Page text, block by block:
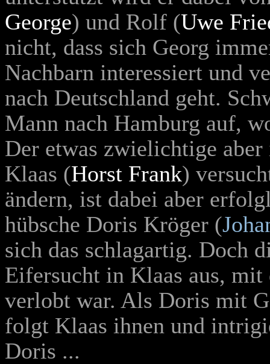
George) und Rolf (Uwe
nicht, dass sich Georg
Nachbarn interessiert und
nach Deutschland geht.
Mann nach Hamburg auf,
Der etwas zwielichtige
Klaas (Horst Frank)
ändern, ist dabei aber
hübsche Doris Kröger (
sich das schlagartig. Doch
Eifersucht in Klaas aus, mit
verlobt war. Als Doris mit
folgt Klaas ihnen und
Doris ...